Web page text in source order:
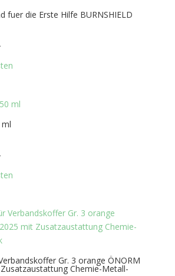
fuer die Erste Hilfe BURNSHIELD
Gr. 3 orange ÖNORM
Chemie-Metall-